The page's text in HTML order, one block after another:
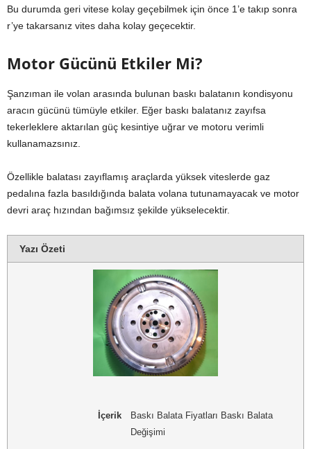
Bu durumda geri vitese kolay geçebilmek için önce 1’e takıp sonra
r’ye takarsanız vites daha kolay geçecektir.
Motor Gücünü Etkiler Mi?
Şanzıman ile volan arasında bulunan baskı balatanın kondisyonu
aracın gücünü tümüyle etkiler. Eğer baskı balatanız zayıfsa
tekerleklere aktarılan güç kesintiye uğrar ve motoru verimli
kullanamazsınız.
Özellikle balatası zayıflamış araçlarda yüksek viteslerde gaz
pedalına fazla basıldığında balata volana tutunamayacak ve motor
devri araç hızından bağımsız şekilde yükselecektir.
Yazı Özeti
İçerik
Baskı Balata Fiyatları Baskı Balata
Değişimi